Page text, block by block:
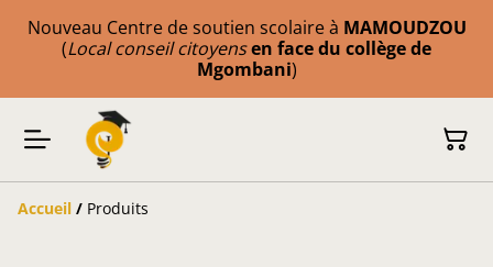
Nouveau Centre de soutien scolaire à MAMOUDZOU
(Local conseil citoyensen face du collège de
Mgombani)
Accueil / Produits